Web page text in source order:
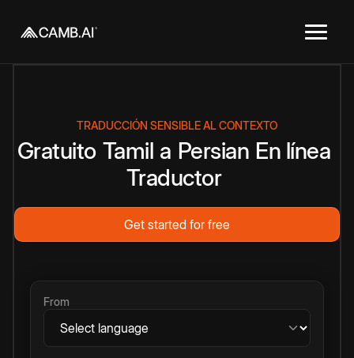
TRADUCCIÓN SENSIBLE AL CONTEXTO
Gratuito Tamil a Persian En línea
Traductor
Get started for free
From